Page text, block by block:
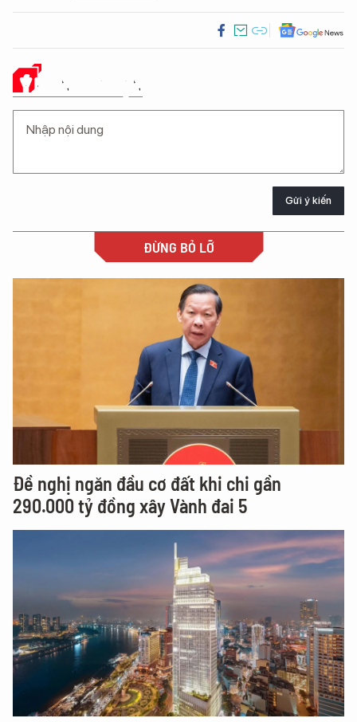
Ý KIẾN CỦA BẠN
Gửi ý kiến
ĐỪNG BỎ LỠ
Đề nghị ngăn đầu cơ đất khi chi gần
290.000 tỷ đồng xây Vành đai 5